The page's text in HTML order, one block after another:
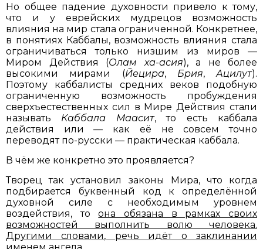
Но общее падение духовности привело к тому,
что и у еврейских мудрецов возможность
влияния на мир стала ограниченной. Конкретнее,
в понятиях Каббалы, возможность влияния стала
ограничиваться только низшим из миров —
Миром Действия (Олам ха-асия), а не более
высокими мирами (Йецира, Брия, Ацилут).
Поэтому каббалисты средних веков подобную
ограниченную возможность пробуждения
сверхъестественных сил в Мире Действия стали
называть Каббала Маасит, то есть каббала
действия или — как её не совсем точно
переводят по-русски — практическая каббала.
В чём же конкретно это проявляется?
Творец так установил законы Мира, что когда
подбирается буквенный код к определённой
духовной силе с необходимым уровнем
воздействия, тоона обязана в рамках своих
возможностей выполнить волю человека.
Другими словами, речь идёт о заклинании
именем ангела.